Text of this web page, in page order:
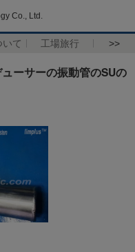
Co., Ltd.
て 工場旅行 >>
ーサーの振動管のSUの